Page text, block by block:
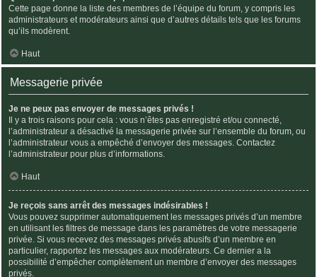
Cette page donne la liste des membres de l’équipe du forum, y compris les
administrateurs et modérateurs ainsi que d’autres détails tels que les forums
qu’ils modèrent.
Haut
Messagerie privée
Je ne peux pas envoyer de messages privés !
Il y a trois raisons pour cela : vous n’êtes pas enregistré et/ou connecté,
l’administrateur a désactivé la messagerie privée sur l’ensemble du forum, ou
l’administrateur vous a empêché d’envoyer des messages. Contactez
l’administrateur pour plus d’informations.
Haut
Je reçois sans arrêt des messages indésirables !
Vous pouvez supprimer automatiquement les messages privés d’un membre
en utilisant les filtres de message dans les paramètres de votre messagerie
privée. Si vous recevez des messages privés abusifs d’un membre en
particulier, rapportez les messages aux modérateurs. Ce dernier a la
possibilité d’empêcher complètement un membre d’envoyer des messages
privés.